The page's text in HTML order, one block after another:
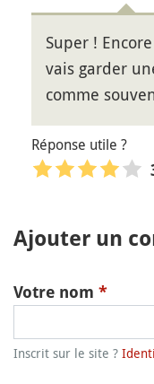
Super !
vais garder
comme
Réponse utile ?
Ajouter un
Votre nom *
Inscrit sur le site ?